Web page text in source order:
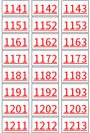
1141 1142 1143
1151 1152 1153
1161 1162 1163
1171 1172 1173
1181 1182 1183
1191 1192 1193
1201 1202 1203
1211 1212 1213